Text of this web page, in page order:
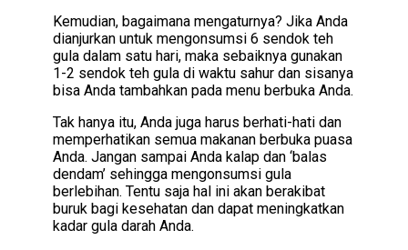
Kemudian, bagaimana mengaturnya? Jika Anda
dianjurkan untuk mengonsumsi 6 sendok teh
gula dalam satu hari, maka sebaiknya gunakan
1-2 sendok teh gula di waktu sahur dan sisanya
bisa Anda tambahkan pada menu berbuka Anda.
Tak hanya itu, Anda juga harus berhati-hati dan
memperhatikan semua makanan berbuka puasa
Anda. Jangan sampai Anda kalap dan ‘balas
dendam’ sehingga mengonsumsi gula
berlebihan. Tentu saja hal ini akan berakibat
buruk bagi kesehatan dan dapat meningkatkan
kadar gula darah Anda.